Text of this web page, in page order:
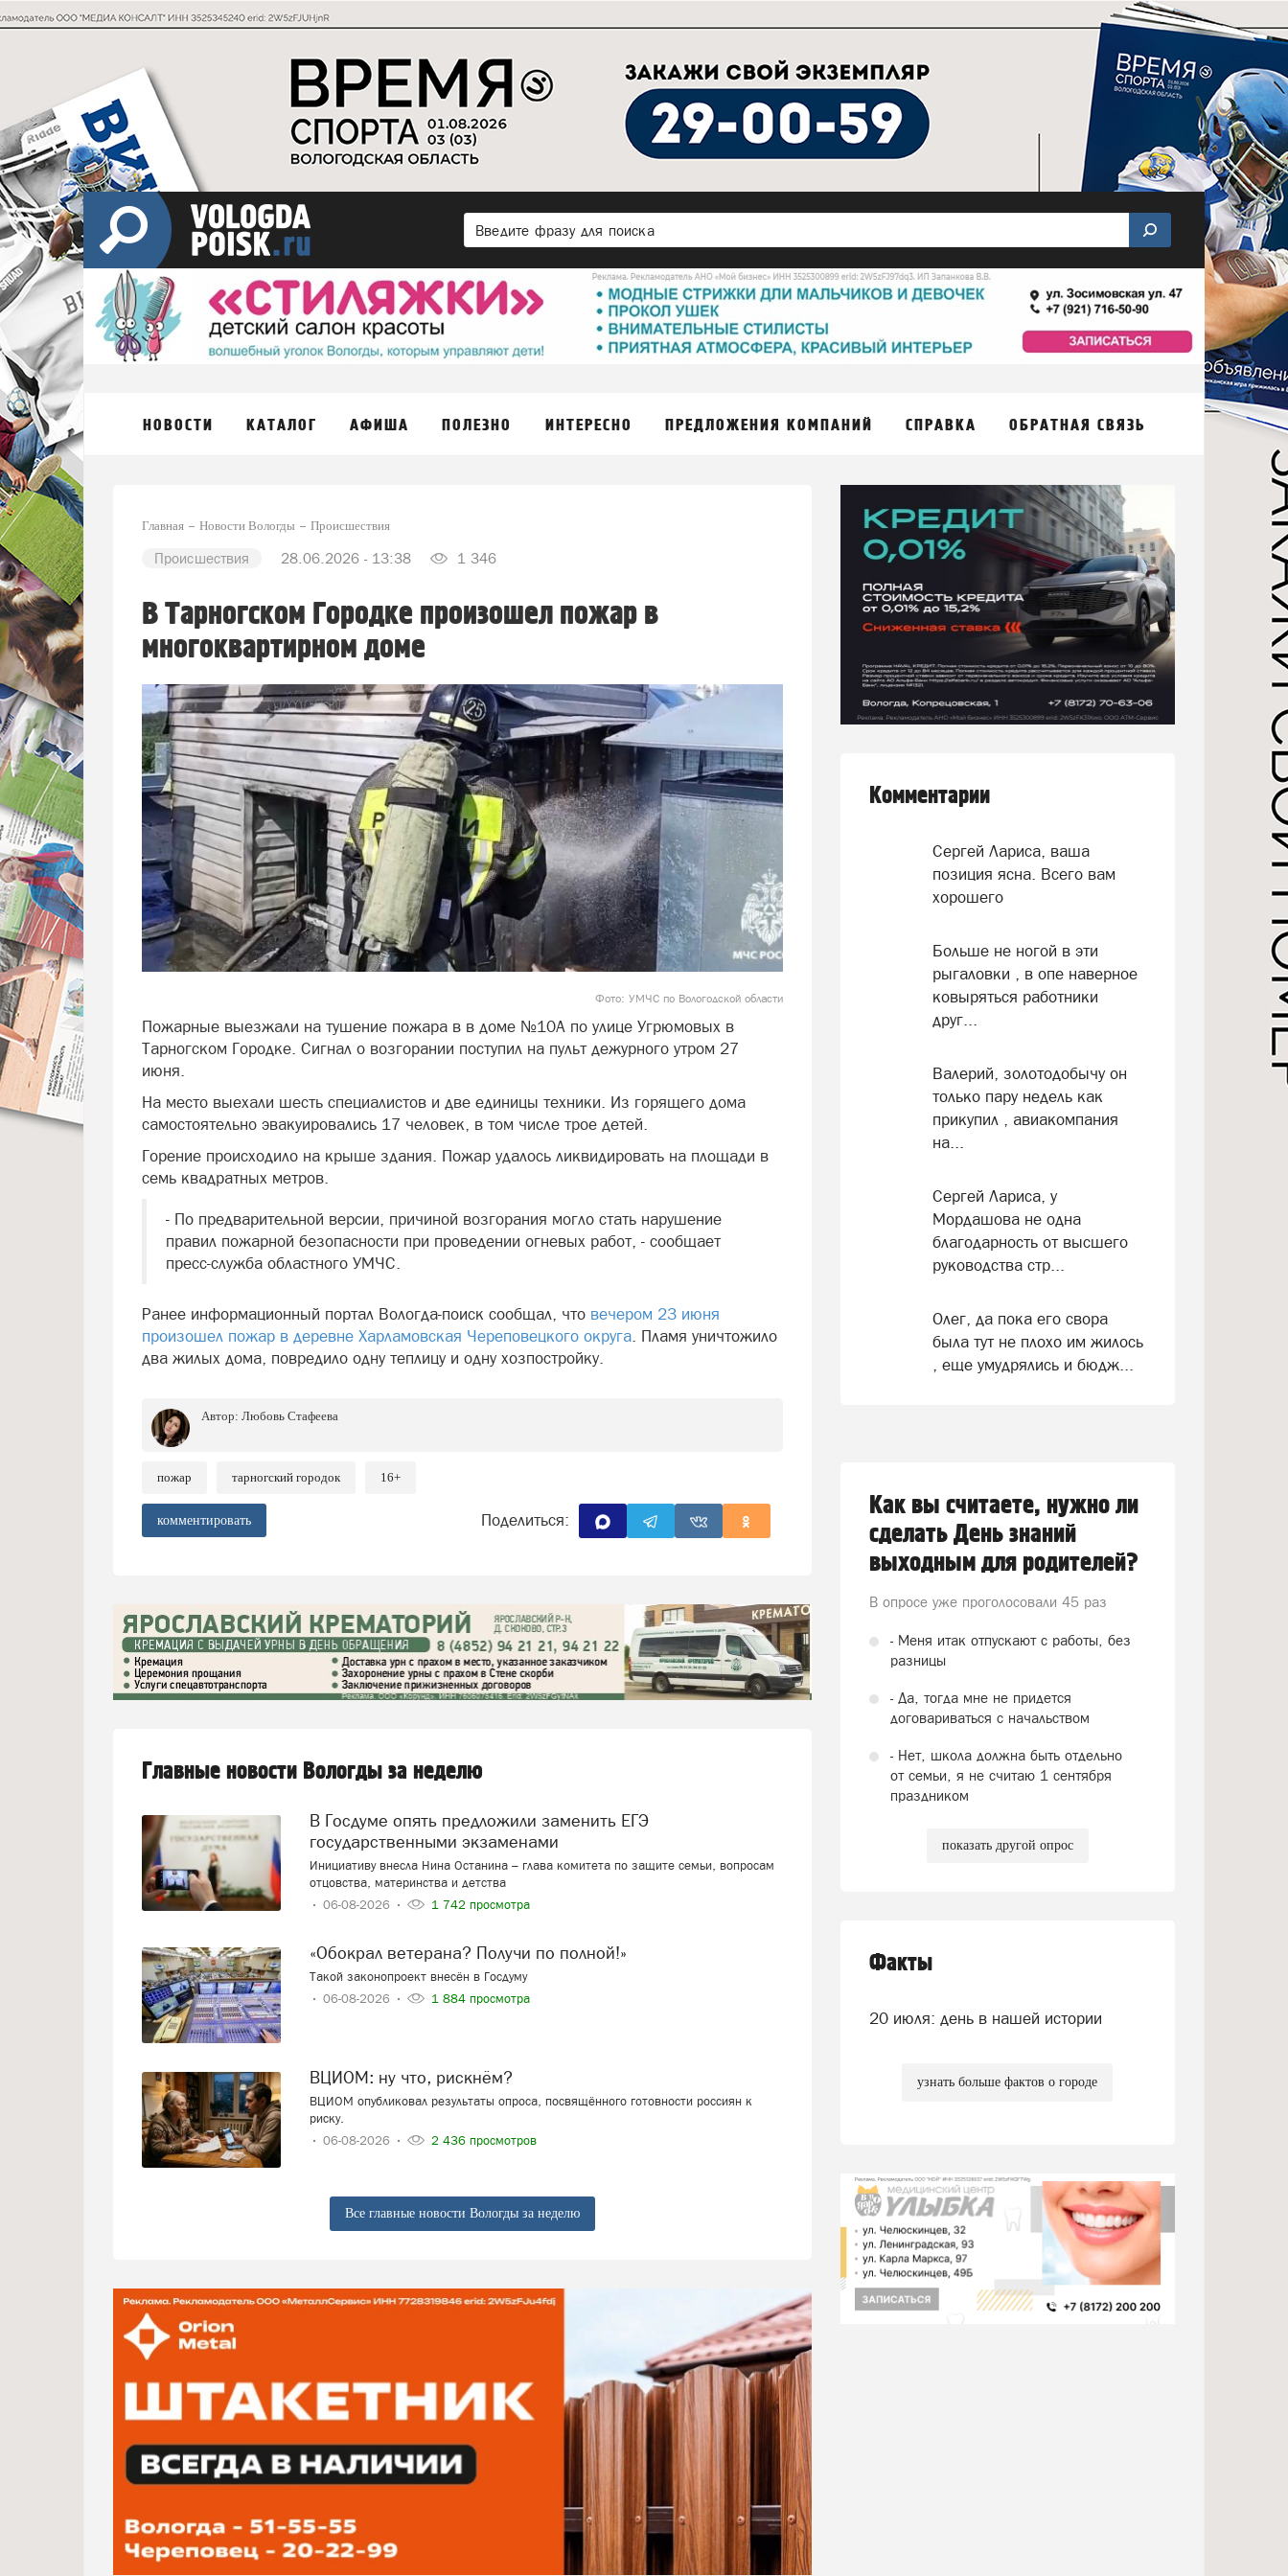
НОВОСТИ КАТАЛОГ АФИША ПОЛЕЗНО ИНТЕРЕСНО ПРЕДЛОЖЕНИЯ КОМПАНИЙ СПРАВКА ОБРАТНАЯ СВЯЗЬ
Главная Новости Вологды Происшествия
Происшествия 28.06.2026 - 13:38 1 346
В Тарногском Городке произошел пожар в
многоквартирном доме
Фото: УМЧС по Вологодской области
Пожарные выезжали на тушение пожара в в доме №10А по улице Угрюмовых в
Тарногском Городке. Сигнал о возгорании поступил на пульт дежурного утром 27
июня.
На место выехали шесть специалистов и две единицы техники. Из горящего дома
самостоятельно эвакуировались 17 человек, в том числе трое детей.
Горение происходило на крыше здания. Пожар удалось ликвидировать на площади в
семь квадратных метров.
- По предварительной версии, причиной возгорания могло стать нарушение
правил пожарной безопасности при проведении огневых работ, - сообщает
пресс-служба областного УМЧС.
Ранее информационный портал Вологда-поиск сообщал, что вечером 23 июня
произошел пожар в деревне Харламовская Череповецкого округа. Пламя уничтожило
два жилых дома, повредило одну теплицу и одну хозпостройку.
Автор: Любовь Стафеева
пожар тарногский городок 16+
комментировать Поделиться:
Главные новости Вологды за неделю
В Госдуме опять предложили заменить ЕГЭ
государственными экзаменами
Инициативу внесла Нина Останина – глава комитета по защите семьи, вопросам
отцовства, материнства и детства
06-08-2026
1 742 просмотра
«Обокрал ветерана? Получи по полной!»
Такой законопроект внесён в Госдуму
06-08-2026
1 884 просмотра
ВЦИОМ: ну что, рискнём?
ВЦИОМ опубликовал результаты опроса, посвящённого готовности россиян к
риску.
06-08-2026
2 436 просмотров
Все главные новости Вологды за неделю
Комментарии
Сергей Лариса, ваша
позиция ясна. Всего вам
хорошего
Больше не ногой в эти
рыгаловки , в опе наверное
ковыряться работники
друг...
Валерий, золотодобычу он
только пару недель как
прикупил , авиакомпания
на...
Сергей Лариса, у
Мордашова не одна
благодарность от высшего
руководства стр...
Олег, да пока его свора
была тут не плохо им жилось
, еще умудрялись и бюдж...
Как вы считаете, нужно ли
сделать День знаний
выходным для родителей?
В опросе уже проголосовали 45 раз
- Меня итак отпускают с работы, без
разницы
- Да, тогда мне не придется
договариваться с начальством
- Нет, школа должна быть отдельно
от семьи, я не считаю 1 сентября
праздником
показать другой опрос
Факты
20 июля: день в нашей истории
узнать больше фактов о городе